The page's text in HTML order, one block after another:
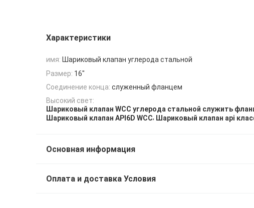
Характеристики
имя: Шариковый клапан углерода стальной
Размер: 16"
Соединение конца: служенный фланцем
Высокий свет:
Шариковый клапан WCC углерода стальной служить
Шариковый клапан API6D WCC, Шариковый клапан api
Основная информация
Оплата и доставка Условия